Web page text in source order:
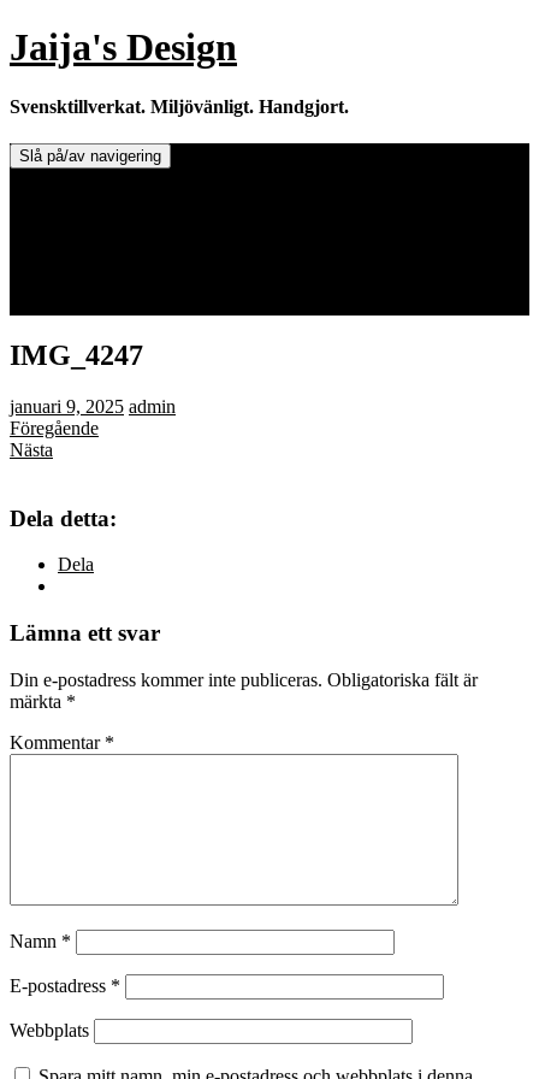
Hoppa
till
Jaija's Design
Svensktillverkat. Miljövänligt. Handgjort.
Slå på/av navigering
IMG_4247
januari 9, 2025 admin
Föregående
Nästa
Dela detta:
Dela
Lämna ett svar
Din e-postadress kommer inte publiceras. Obligatoriska fält är
märkta *
Kommentar *
Namn *
E-postadress *
Webbplats